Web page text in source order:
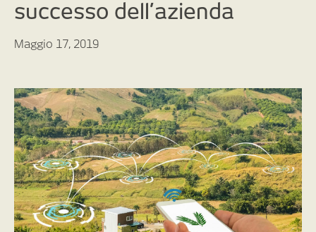
successo dell’azienda
Maggio 17, 2019